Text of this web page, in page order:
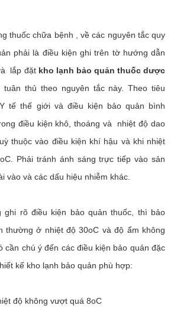
thuốc chữa bệnh , về các nguyên tắc quy
phải là điều kiện ghi trên tờ hướng dẫn
lắp đặt kho lạnh bảo quản thuốc dược
tuân thủ theo nguyên tắc này. Theo tiêu
tế thế giới và điều kiện bảo quản bình
điều kiện khô, thoáng và nhiệt độ dao
thuộc vào điều kiện khí hậu và khi nhiệt
Phải tránh ánh sáng trực tiếp vào sản
vào và các dấu hiệu nhiễm khác.
ghi rõ điều kiện bảo quản thuốc, thì bảo
thường ở nhiệt độ 30oC và độ ẩm không
cần chú ý đến các điều kiện bảo quản đặc
kế kho lạnh bảo quản phù hợp:
độ không vượt quá 8oC